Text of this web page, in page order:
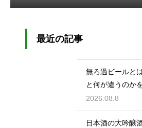
最近の記事
無ろ過ビールと
と何が違うのか
2026.08.8
日本酒の大吟醸